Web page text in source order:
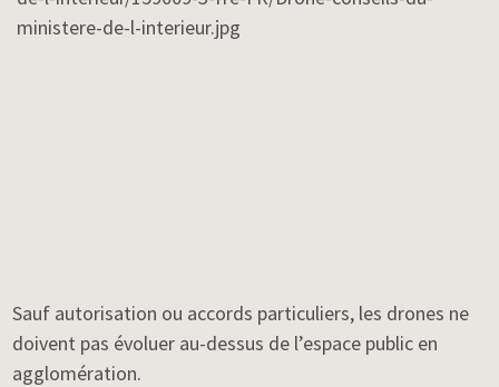
Sauf autorisation ou accords particuliers, les drones ne
doivent pas évoluer au-dessus de l’espace public en
agglomération.